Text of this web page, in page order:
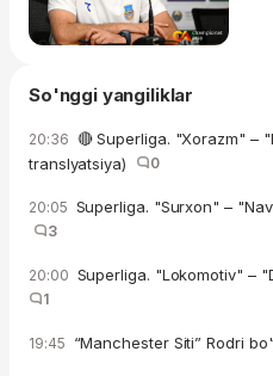
So'nggi yangiliklar
20:36 🔴 Superliga. "Xorazm" –
translyatsiya)
0
20:05 Superliga. "Surxon" –
3
20:00 Superliga. "Lokomotiv" –
1
19:45 “Manchester Siti” Rodri